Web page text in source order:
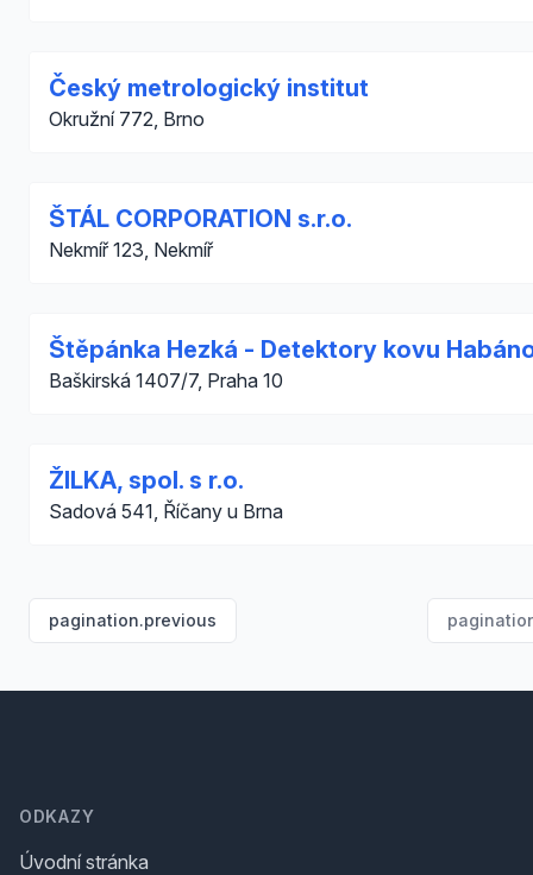
Český metrologický institut
Okružní 772, Brno
ŠTÁL CORPORATION s.r.o.
Nekmíř 123, Nekmíř
Štěpánka Hezká - Detektory kovu
Baškirská 1407/7, Praha 10
ŽILKA, spol. s r.o.
Sadová 541, Říčany u Brna
pagination.previous
ODKAZY
Úvodní stránka